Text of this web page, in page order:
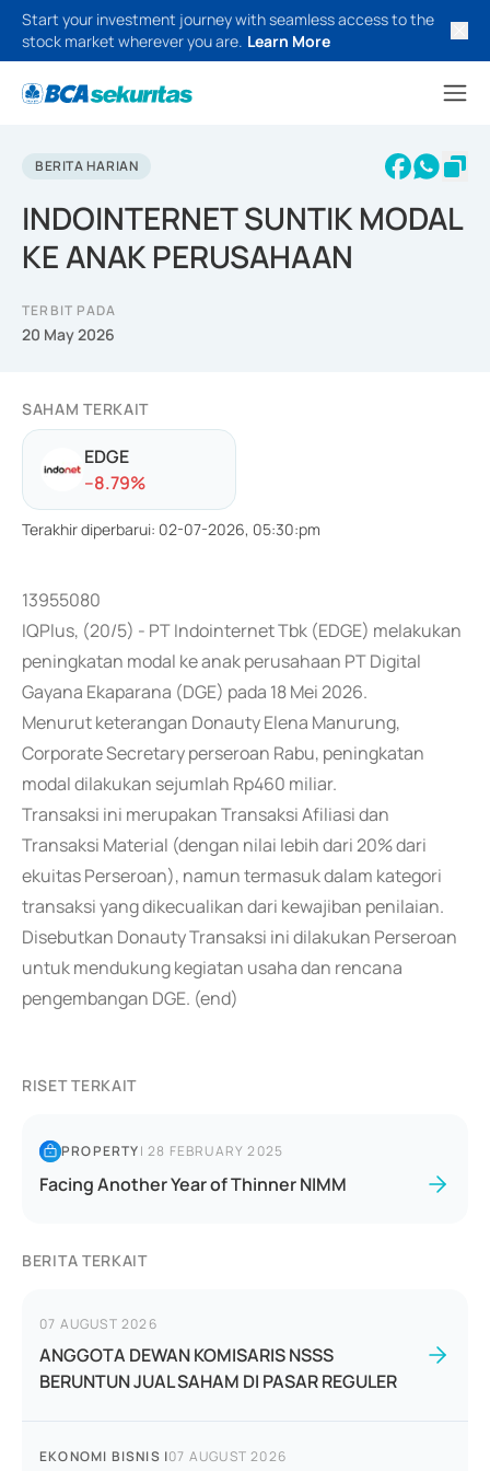
Start your investment journey with seamless access to the
stock market wherever you are. Learn More
BERITA HARIAN
INDOINTERNET SUNTIK MODAL
KE ANAK PERUSAHAAN
TERBIT PADA
20 May 2026
SAHAM TERKAIT
EDGE
--8.79%
Terakhir diperbarui: 02-07-2026, 05:30:pm
13955080
IQPlus, (20/5) - PT Indointernet Tbk (EDGE) melakukan
peningkatan modal ke anak perusahaan PT Digital
Gayana Ekaparana (DGE) pada 18 Mei 2026.
Menurut keterangan Donauty Elena Manurung,
Corporate Secretary perseroan Rabu, peningkatan
modal dilakukan sejumlah Rp460 miliar.
Transaksi ini merupakan Transaksi Afiliasi dan
Transaksi Material (dengan nilai lebih dari 20% dari
ekuitas Perseroan), namun termasuk dalam kategori
transaksi yang dikecualikan dari kewajiban penilaian.
Disebutkan Donauty Transaksi ini dilakukan Perseroan
untuk mendukung kegiatan usaha dan rencana
pengembangan DGE. (end)
RISET TERKAIT
PROPERTY|28 FEBRUARY 2025
Facing Another Year of Thinner NIMM
BERITA TERKAIT
07 AUGUST 2026
ANGGOTA DEWAN KOMISARIS NSSS
BERUNTUN JUAL SAHAM DI PASAR REGULER
EKONOMI BISNIS |07 AUGUST 2026